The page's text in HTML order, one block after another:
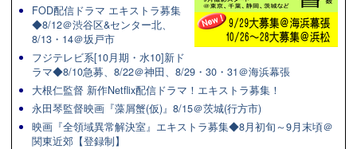
FOD配信ドラマ エキストラ募集
◆8/12＠渋谷区&センター北、
8/13・14＠坂戸市
フジテレビ系[10月期・水10]新ド
ラマ◆8/10急募、8/22＠神田、8/29・30・31＠海浜幕張
大根仁監督 新作Netflix配信ドラマ！エキストラ募集！
永田琴監督映画『藻屑蟹(仮)』8/15＠茨城(行方市)
映画『全領域異常解決室』エキストラ募集◆8月初旬～9月末頃＠
関東近郊【登録制】